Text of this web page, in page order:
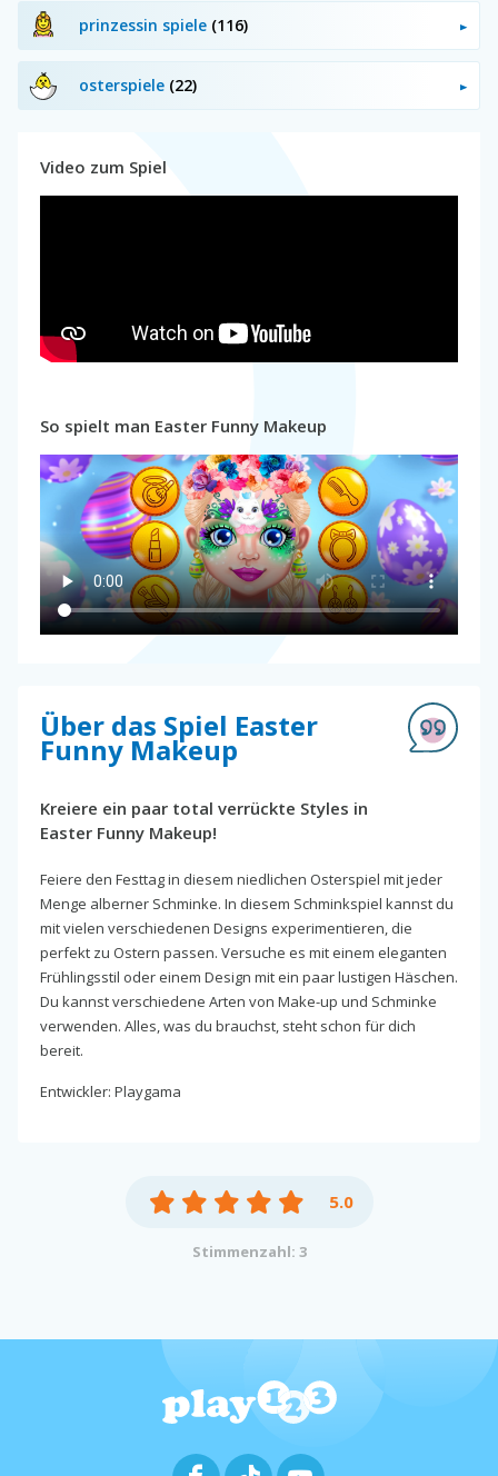
prinzessin spiele (116)
osterspiele (22)
Video zum Spiel
So spielt man Easter Funny Makeup
Über das Spiel Easter
Funny Makeup
Kreiere ein paar total verrückte Styles in
Easter Funny Makeup!
Feiere den Festtag in diesem niedlichen Osterspiel mit jeder
Menge alberner Schminke. In diesem Schminkspiel kannst du
mit vielen verschiedenen Designs experimentieren, die
perfekt zu Ostern passen. Versuche es mit einem eleganten
Frühlingsstil oder einem Design mit ein paar lustigen Häschen.
Du kannst verschiedene Arten von Make-up und Schminke
verwenden. Alles, was du brauchst, steht schon für dich
bereit.
Entwickler: Playgama
5.0
Stimmenzahl: 3